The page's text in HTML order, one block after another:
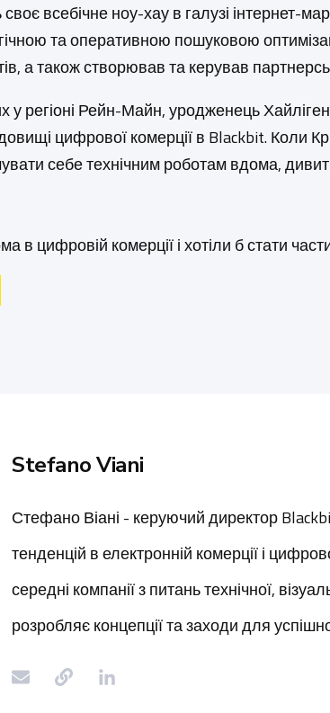
всебічне ноу-хау в галузі інтернет-
та оперативною пошуковою
а також створював та керував
у регіоні Рейн-Майн, уродженець
цифрової комерції в Blackbit. Коли
себе технічним роботам вдома,
в цифровій комерції і хотіли б стати
Stefano Viani
Стефано Віані - керуючий директор
тенденцій в електронній комерції і
середні компанії з питань технічної,
розробляє концепції та заходи для